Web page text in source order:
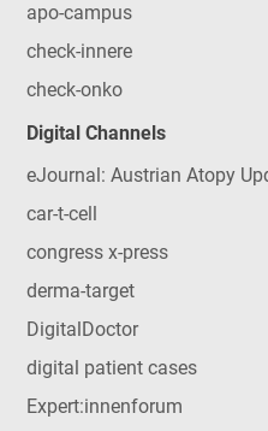
apo-campus
check-innere
check-onko
Digital Channels
eJournal: Austrian Atopy
car-t-cell
congress x-press
derma-target
DigitalDoctor
digital patient cases
Expert:innenforum